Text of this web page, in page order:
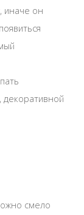
иначе он
смело